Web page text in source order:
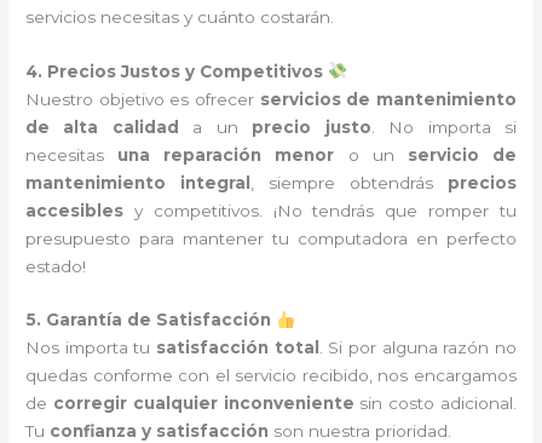
servicios necesitas y cuánto costarán.
4. Precios Justos y Competitivos
Nuestro objetivo es ofrecer servicios de mantenimiento
de alta calidad a un precio justo . No importa si
necesitas una reparación menor o un servicio de
mantenimiento integral , siempre obtendrás precios
accesibles y competitivos. ¡No tendrás que romper tu
presupuesto para mantener tu computadora en perfecto
estado!
5. Garantía de Satisfacción
Nos importa tu satisfacción total . Si por alguna razón no
quedas conforme con el servicio recibido, nos encargamos
de corregir cualquier inconveniente sin costo adicional.
Tu confianza y satisfacción son nuestra prioridad.